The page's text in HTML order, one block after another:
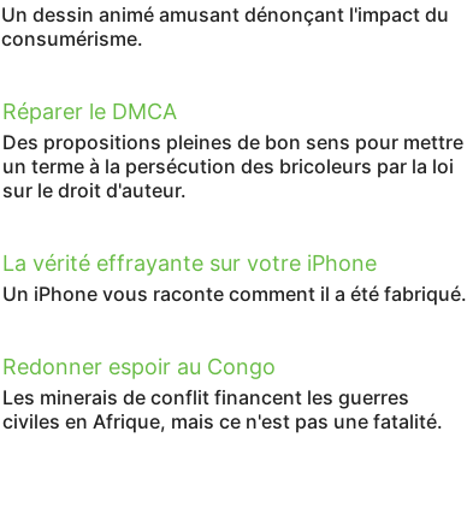
Un dessin animé amusant dénonçant l'impact du
consumérisme.
Réparer le DMCA
Des propositions pleines de bon sens pour mettre
un terme à la persécution des bricoleurs par la loi
sur le droit d'auteur.
La vérité effrayante sur votre iPhone
Un iPhone vous raconte comment il a été fabriqué.
Redonner espoir au Congo
Les minerais de conflit financent les guerres
civiles en Afrique, mais ce n'est pas une fatalité.